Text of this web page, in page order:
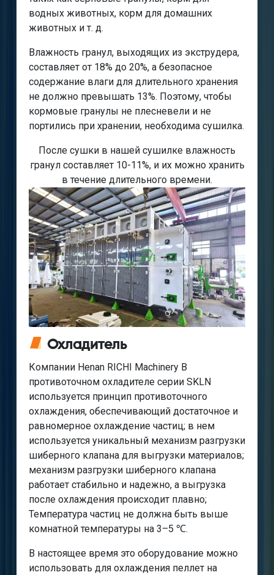
водных животных, корм для домашних
животных и т. д.
Влажность гранул, выходящих из экструдера,
составляет от 18% до 20%, а безопасное
содержание влаги для длительного хранения
не должно превышать 13%. Поэтому, чтобы
кормовые гранулы не плесневели и не
портились при хранении, необходима сушилка.
После сушки в нашей сушилке влажность
гранул составляет 10-11%, и их можно хранить
в течение длительного времени.
Охладитель
Компании Henan RICHI Machinery В
противоточном охладителе серии SKLN
используется принцип противоточного
охлаждения, обеспечивающий достаточное и
равномерное охлаждение частиц; в нем
используется уникальный механизм разгрузки
шиберного клапана для выгрузки материалов;
механизм разгрузки шиберного клапана
работает стабильно и надежно, а выгрузка
после охлаждения происходит плавно;
Температура частиц не должна быть выше
комнатной температуры на 3–5 ℃.
В настоящее время это оборудование можно
использовать для охлаждения пеллет на